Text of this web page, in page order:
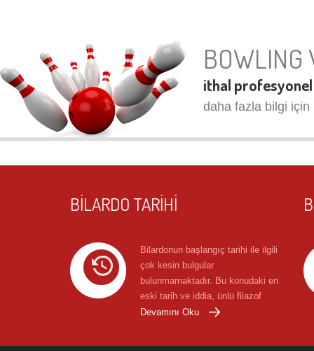
BOWLING
ithal
daha fazla bilgi için
BILARDO TARIHI
Bilardonun başlangıç tarihi ile ilgili
çok kesin bulgular
bulunmamaktadır. Bu konudaki en
eski tarih ve iddia, ünlü filazof
Anacharsis'in M.Ö. 400'de ...
Devamını Oku